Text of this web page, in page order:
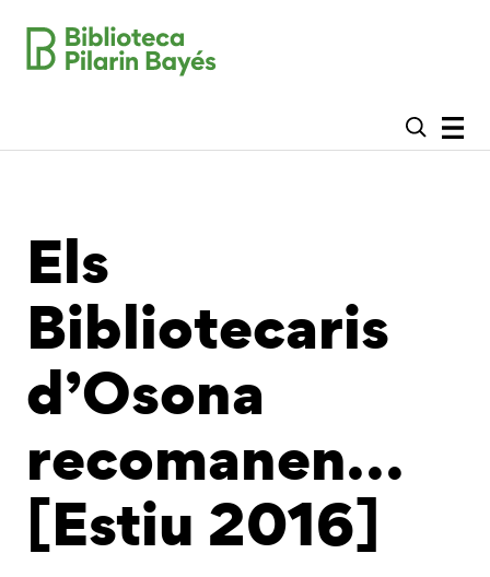
Els
Bibliotecaris
d’Osona
recomanen…
[Estiu 2016]